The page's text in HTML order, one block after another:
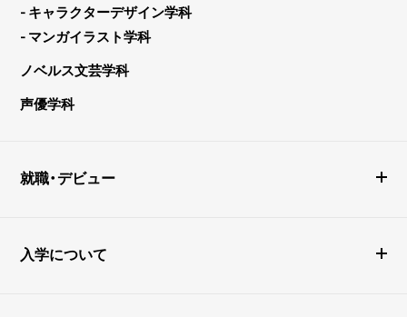
- キャラクターデザイン学科
- マンガイラスト学科
ノベルス文芸学科
声優学科
就職・デビュー
入学について